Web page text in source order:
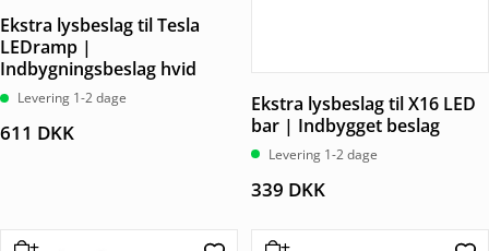
Ekstra lysbeslag til Tesla
LEDramp |
Indbygningsbeslag hvid
Levering 1-2 dage
611 DKK
Ekstra lysbeslag til X16 LED
bar | Indbygget beslag
Levering 1-2 dage
339 DKK